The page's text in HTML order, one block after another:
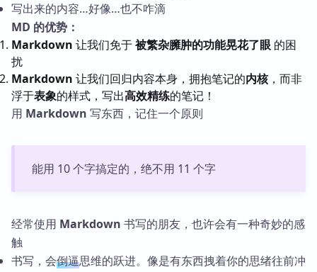
写出来的内容…好像…也不咋滴
MD 的优势：
Markdown 让我们免于被繁杂臃肿的功能晃花了眼 的困
扰
Markdown 让我们回归内容本身，拥抱笔记的内核，而非
浮于表象的样式，写出高效精练的笔记！
用 Markdown 写东西，记住一个原则
能用 10 个字搞定的，绝不用 11 个字
经常使用 Markdown 书写的朋友，也许会有一种奇妙的感
触
书写，会倒逼思维的跃进。像是有东西拽着你的思绪往前冲